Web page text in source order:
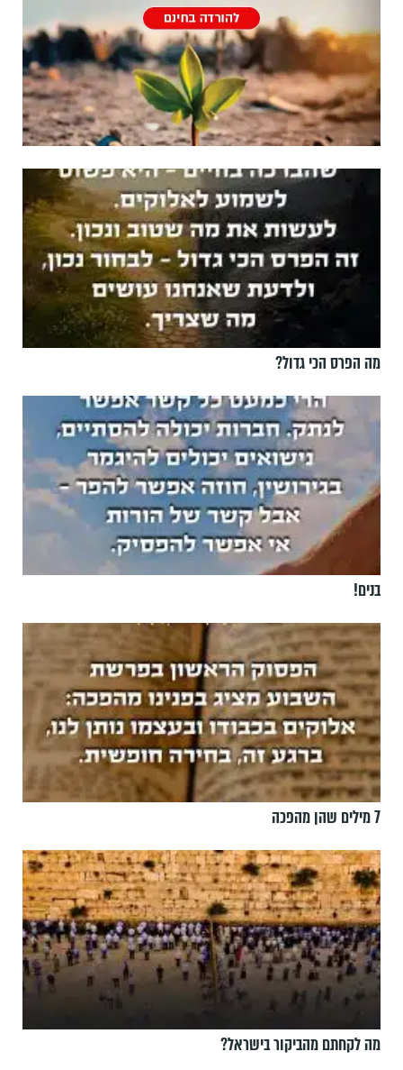
מה הפרס הכי גדול?
בנים!
7 מילים שהן מהפכה
מה לקחתם מהביקור בישראל?